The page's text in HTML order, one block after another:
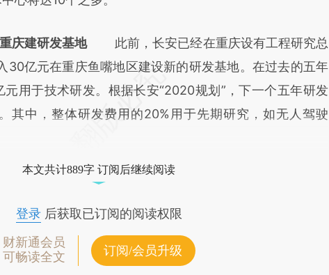
庆建研发基地
此前，长安已经在重庆设有工程研究总
30亿元在重庆鱼嘴地区建设新的研发基地。在过去的五年
用于技术研发。根据长安“2020规划”，下一个五年研发
其中，整体研发费用的20%用于先期研究，如无人驾驶
本文共计889字 订阅后继续阅读
登录后获取已订阅的阅读权限
财新通会员
可畅读全文
订阅/会员升级